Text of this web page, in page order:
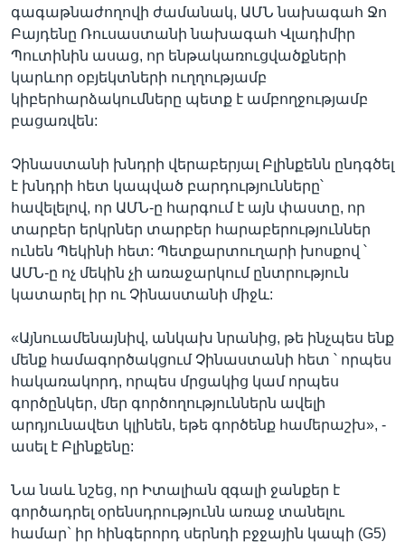
գագաթնաժողովի ժամանակ, ԱՄՆ նախագահ Ջո
Բայդենը Ռուսաստանի նախագահ Վլադիմիր
Պուտինին ասաց, որ ենթակառուցվածքների
կարևոր օբյեկտների ուղղությամբ
կիբերհարձակումները պետք է ամբողջությամբ
բացառվեն:
Չինաստանի խնդրի վերաբերյալ Բլինքենն ընդգծել
է խնդրի հետ կապված բարդությունները՝
հավելելով, որ ԱՄՆ-ը հարգում է այն փաստը, որ
տարբեր երկրներ տարբեր հարաբերություններ
ունեն Պեկինի հետ: Պետքարտուղարի խոսքով ՝
ԱՄՆ-ը ոչ մեկին չի առաջարկում ընտրություն
կատարել իր ու Չինաստանի միջև:
«Այնուամենայնիվ, անկախ նրանից, թե ինչպես ենք
մենք համագործակցում Չինաստանի հետ ՝ որպես
հակառակորդ, որպես մրցակից կամ որպես
գործընկեր, մեր գործողություններն ավելի
արդյունավետ կլինեն, եթե գործենք համերաշխ», -
ասել է Բլինքենը:
Նա նաև նշեց, որ Իտալիան զգալի ջանքեր է
գործադրել օրենսդրությունն առաջ տանելու
համար` իր հինգերորդ սերնդի բջջային կապի (G5)